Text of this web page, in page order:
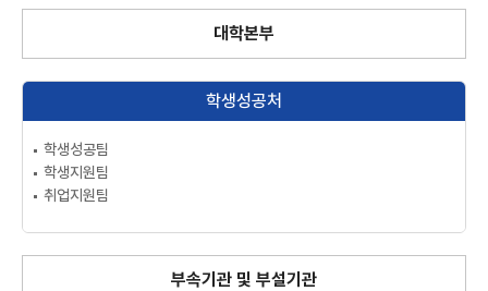
대학본부
학생성공처
학생성공팀
학생지원팀
취업지원팀
부속기관 및 부설기관